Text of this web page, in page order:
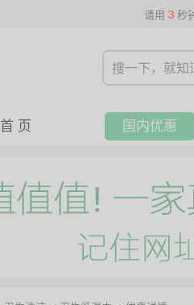
请用 3 秒
首 页 国内优惠